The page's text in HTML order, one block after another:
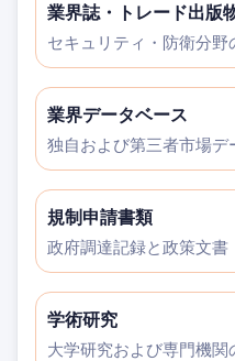
業界誌・トレード出版
セキュリティ・防衛分
業界データベース
独自および第三者市場デ
規制申請書類
政府調達記録と政策文書
学術研究
大学研究および専門機関